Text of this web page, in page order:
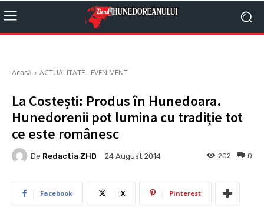
Acasă ACTUALITATE - EVENIMENT
La Costești: Produs în Hunedoara.
Hunedorenii pot lumina cu tradiție tot
ce este românesc
De Redactia ZHD 24 August 2014 0
202
Facebook X Pinterest